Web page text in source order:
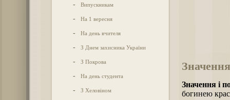
- Випускникам
- На 1 вересня
- На день вчителя
- З Днем захисника України
- З Покрова
- На день студента
- З Хеловіном
Значення і
богинею